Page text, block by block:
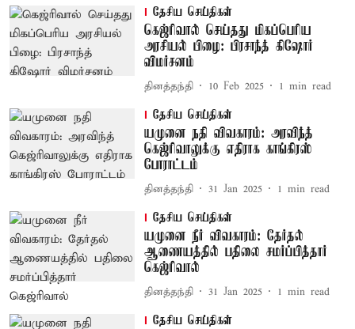
தேசிய செய்திகள்
கெஜ்ரிவால் செய்தது மிகப்பெரிய
அரசியல் பிழை: பிரசாந்த் கிஷோர்
விமர்சனம்
தினத்தந்தி 10 Feb 2025 1 min read
தேசிய செய்திகள்
யமுனை நதி விவகாரம்: அரவிந்த்
கெஜ்ரிவாலுக்கு எதிராக காங்கிரஸ்
போராட்டம்
தினத்தந்தி 31 Jan 2025 1 min read
தேசிய செய்திகள்
யமுனை நீர் விவகாரம்: தேர்தல்
ஆணையத்தில் பதிலை சமர்ப்பித்தார்
கெஜ்ரிவால்
தினத்தந்தி 31 Jan 2025 1 min read
தேசிய செய்திகள்